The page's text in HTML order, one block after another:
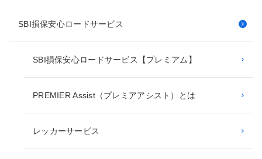
SBI損保安心ロードサービス
SBI損保安心ロードサービス【プレミアム】
PREMIER Assist（プレミアアシスト）とは
レッカーサービス